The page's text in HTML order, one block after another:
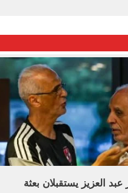
العزيز يستقبلان بعثة